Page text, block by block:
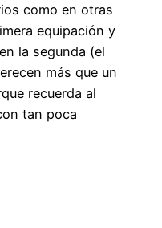
como en otras
equipación y
la segunda (el
más que un
recuerda al
tan poca